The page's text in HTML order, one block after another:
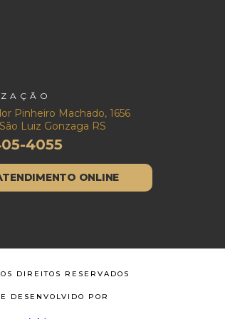
Pinheiro Machado, 1656
Luiz Gonzaga RS
4055
ONLINE
DIREITOS RESERVADOS
DESENVOLVIDO POR